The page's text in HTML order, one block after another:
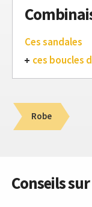
Ces sandales
ces boucles
Robe
Conseils